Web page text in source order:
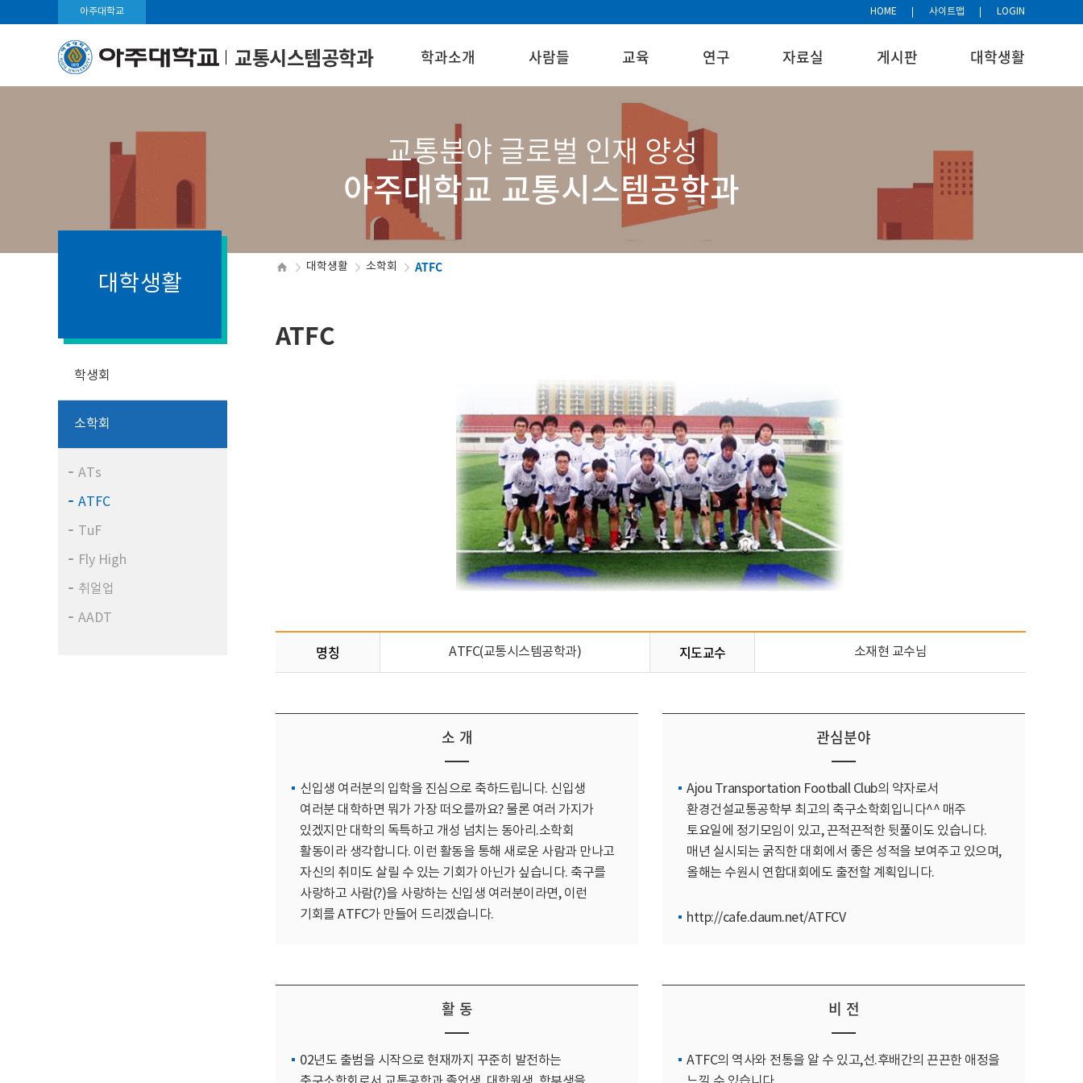
아주대학교 HOME 사이트맵 LOGIN
교통시스템공학과 학과소개 사람들 교육 연구 자료실 게시판 대학생활
교통분야 글로벌 인재 양성
아주대학교 교통시스템공학과
대학생활
학생회
소학회
ATs
ATFC
TuF
Fly High
취얼업
AADT
대학생활 소학회 ATFC
ATFC
명칭 ATFC(교통시스템공학과) 지도교수 소재현 교수님
소 개
신입생 여러분의 입학을 진심으로 축하드립니다. 신입생
여러분 대학하면 뭐가 가장 떠오를까요? 물론 여러 가지가
있겠지만 대학의 독특하고 개성 넘치는 동아리.소학회
활동이라 생각합니다. 이런 활동을 통해 새로운 사람과 만나고
자신의 취미도 살릴 수 있는 기회가 아닌가 싶습니다. 축구를
사랑하고 사람(?)을 사랑하는 신입생 여러분이라면, 이런
기회를 ATFC가 만들어 드리겠습니다.
관심분야
Ajou Transportation Football Club의 약자로서
환경건설교통공학부 최고의 축구소학회입니다^^ 매주
토요일에 정기모임이 있고, 끈적끈적한 뒷풀이도 있습니다.
매년 실시되는 굵직한 대회에서 좋은 성적을 보여주고 있으며,
올해는 수원시 연합대회에도 출전할 계획입니다.
http://cafe.daum.net/ATFCV
활 동
02년도 출범을 시작으로 현재까지 꾸준히 발전하는
비 전
ATFC의 역사와 전통을 알 수 있고,선.후배간의 끈끈한 애정을